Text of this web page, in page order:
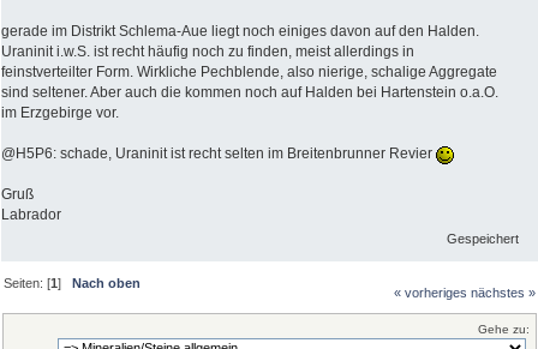
gerade im Distrikt Schlema-Aue liegt noch einiges davon auf den Halden.
Uraninit i.w.S. ist recht häufig noch zu finden, meist allerdings in
feinstverteilter Form. Wirkliche Pechblende, also nierige, schalige Aggregate
sind seltener. Aber auch die kommen noch auf Halden bei Hartenstein o.a.O.
im Erzgebirge vor.
@H5P6: schade, Uraninit ist recht selten im Breitenbrunner Revier
Gruß
Labrador
Gespeichert
Seiten: [1]Nach oben
« vorheriges nächstes »
Gehe zu: